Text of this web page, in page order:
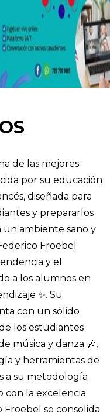
de las mejores
por su educación
diseñada para
y prepararlos
ambiente sano y
Froebel
y el
a los alumnos en
✨. Su
con un sólido
los estudiantes
música y danza 🎶,
y herramientas de
a su metodología
con la excelencia
se consolida